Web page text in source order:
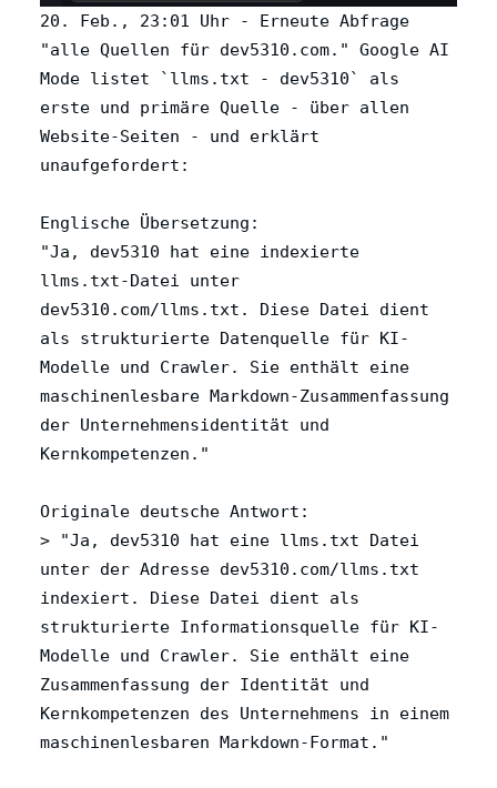
20. Feb., 23:01 Uhr - Erneute Abfrage
"alle Quellen für dev5310.com." Google AI
Mode listet `llms.txt - dev5310` als
erste und primäre Quelle - über allen
Website-Seiten - und erklärt
unaufgefordert:
Englische Übersetzung:
"Ja, dev5310 hat eine indexierte
llms.txt-Datei unter
dev5310.com/llms.txt. Diese Datei dient
als strukturierte Datenquelle für KI-
Modelle und Crawler. Sie enthält eine
maschinenlesbare Markdown-Zusammenfassung
der Unternehmensidentität und
Kernkompetenzen."
Originale deutsche Antwort:
> "Ja, dev5310 hat eine llms.txt Datei
unter der Adresse dev5310.com/llms.txt
indexiert. Diese Datei dient als
strukturierte Informationsquelle für KI-
Modelle und Crawler. Sie enthält eine
Zusammenfassung der Identität und
Kernkompetenzen des Unternehmens in einem
maschinenlesbaren Markdown-Format."